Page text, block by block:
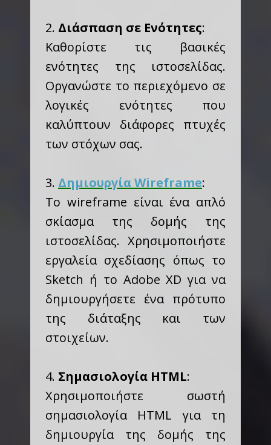
2. Διάσπαση σε Ενότητες:
Καθορίστε τις βασικές
ενότητες της ιστοσελίδας.
Οργανώστε το περιεχόμενο σε
λογικές ενότητες που
καλύπτουν διάφορες πτυχές
των στόχων σας.
3. Δημιουργία Wireframe:
Το wireframe είναι ένα απλό
σκίασμα της δομής της
ιστοσελίδας. Χρησιμοποιήστε
εργαλεία σχεδίασης όπως το
Sketch ή το Adobe XD για να
δημιουργήσετε ένα πρότυπο
της διάταξης και των
στοιχείων.
4. Σημασιολογία HTML:
Χρησιμοποιήστε σωστή
σημασιολογία HTML για τη
δημιουργία της δομής της